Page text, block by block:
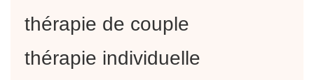
thérapie de couple
thérapie individuelle